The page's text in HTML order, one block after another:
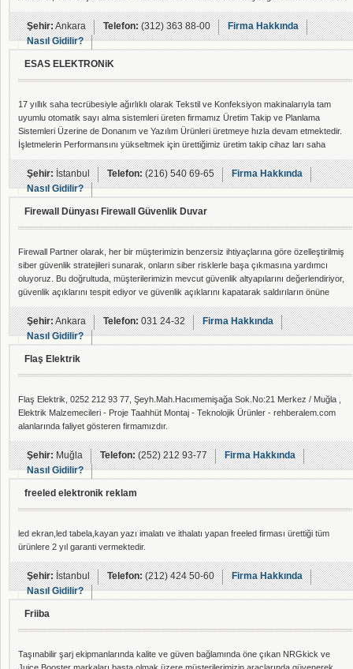
Şehir:Ankara Telefon:(312) 363 88-00
Firma Hakkında
Nasıl Gidilir?
ESAS ELEKTRONiK
17 yıllık saha tecrübesiyle ağırlıklı olarak Tekstil ve Konfeksiyon makinalarıyla tam
uyumlu otomatik sayı alma sistemleri üreten firmamız Üretim Takip ve Planlama
Sistemleri Üzerine de Donanım ve Yazılım Ürünleri üretmeye hızla devam etmektedir.
İşletmelerin Performansını yükseltmek için ürettiğimiz üretim takip cihaz ları saha
içinden veri toplayarak; Server bilgisayardan WIFI ve ya kablolu olarak GSM veya farklı
AĞ ortamlarından Anlık olarak ANDROİD veya diğer işletim sistemleri ve browser lar
üzerinde erişim ve kontrole
Şehir:İstanbul Telefon:(216) 540 69-65
Firma Hakkında
Nasıl Gidilir?
Firewall Dünyası Firewall Güvenlik Duvar
Firewall Partner olarak, her bir müşterimizin benzersiz ihtiyaçlarına göre özelleştirilmiş
siber güvenlik stratejileri sunarak, onların siber risklerle başa çıkmasına yardımcı
oluyoruz. Bu doğrultuda, müşterilerimizin mevcut güvenlik altyapılarını değerlendiriyor,
güvenlik açıklarını tespit ediyor ve güvenlik açıklarını kapatarak saldırıların önüne
geçiyoruz. Güçlü bir teknik ekibimiz ve endüstri standartlarına uygun güvenlik
çözümleri ile müşterilerimizin iş sürekliliğini sağlamak ve veri güvenliğini koruma
Şehir:Ankara Telefon:031 24-32
Firma Hakkında
Nasıl Gidilir?
Flaş Elektrik
Flaş Elektrik, 0252 212 93 77, Şeyh.Mah.Hacımemişağa Sok.No:21 Merkez / Muğla ,
Elektrik Malzemecileri - Proje Taahhüt Montaj - Teknolojik Ürünler - rehberalem.com
alanlarında faliyet gösteren firmamızdır.
Şehir:Muğla Telefon:(252) 212 93-77
Firma Hakkında
Nasıl Gidilir?
freeled elektronik reklam
led ekran,led tabela,kayan yazı imalatı ve ithalatı yapan freeled firması ürettiği tüm
ürünlere 2 yıl garanti vermektedir.
Şehir:İstanbul Telefon:(212) 424 50-60
Firma Hakkında
Nasıl Gidilir?
Friiba
Taşınabilir şarj ekipmanlarında kalite ve güven bağlamında öne çıkan NRGkick ve